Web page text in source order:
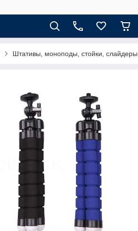
Штативы, моноподы, стойки, слайдеры